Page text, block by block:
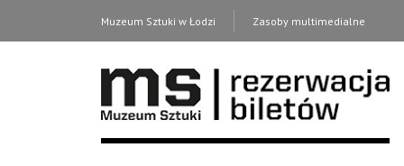
Muzeum Sztuki w Łodzi Zasoby multimedialne